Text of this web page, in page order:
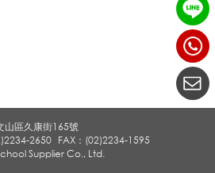
2650 FAX：(02)2234-1595
山區久康街165號
Supplier Co., Ltd.